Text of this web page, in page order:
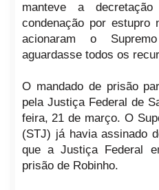
manteve a
condenação por estupro
acionaram o
aguardasse todos os
O mandado de prisão
pela Justiça Federal de
feira, 21 de março. O
(STJ) já havia assinado
que a Justiça Federal
prisão de Robinho.